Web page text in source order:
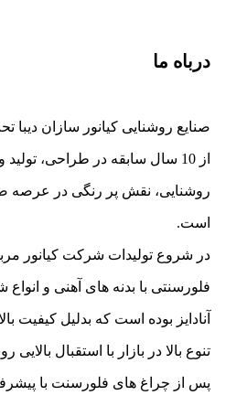
درباه ما
صنایع روشنایی کیانور سازان دیبا
از 10 سال سابقه در طراحی،
روشنایی، نقش پر رنگی در عرصه
است.
در شروع تولیدات شرکت کیانور
فلورسنتی با بدنه های آهنی و انواع
آنادایز بوده است که بدلیل کیفیت
تنوع بالا در بازار با استقبال بالایی
پس از چراغ های فلورسنت با